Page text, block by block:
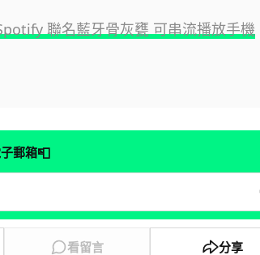
聯名藍牙骨灰甕 可串流播放手機
郵箱📮
看留言 分享